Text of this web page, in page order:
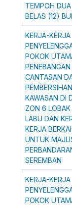
TEMPOH DUA
BELAS (12)
KERJA-KERJA
POKOK
CANTASAN
PEMBERSIHAN
KAWASAN DI
ZON 6 LOBAK ,
LABU DAN
KERJA
UNTUK
SEREMBAN
KERJA-KERJA
POKOK